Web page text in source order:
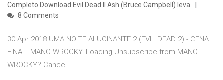
Completo Download Evil Dead II Ash (Bruce Campbell) leva
8 Comments
30 Apr 2018 UMA NOITE ALUCINANTE 2 (EVIL DEAD 2) - CENA
FINAL. MANO WROCKY. Loading Unsubscribe from MANO
WROCKY? Cancel